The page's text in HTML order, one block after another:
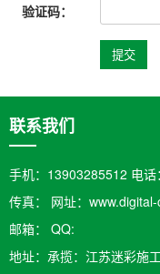
验证码：
联系我们
手机：13903285512 电
传真： 网址：
邮箱：​ QQ:
地址：承揽：江苏迷彩施